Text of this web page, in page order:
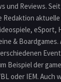
und Reviews. Seit
eSport,
& Boardgames.
Beispiel der
oder IEM. Auch